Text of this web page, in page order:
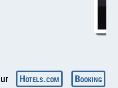
Hotels.com
Booking